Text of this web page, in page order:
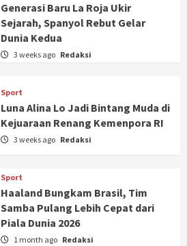
Generasi Baru La Roja Ukir
Sejarah, Spanyol Rebut Gelar
Dunia Kedua
3 weeks ago Redaksi
Sport
Luna Alina Lo Jadi Bintang Muda di
Kejuaraan Renang Kemenpora RI
3 weeks ago Redaksi
Sport
Haaland Bungkam Brasil, Tim
Samba Pulang Lebih Cepat dari
Piala Dunia 2026
1 month ago Redaksi